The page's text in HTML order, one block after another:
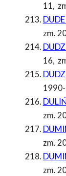
11,
zm.
16,
zm.
zm.
zm.